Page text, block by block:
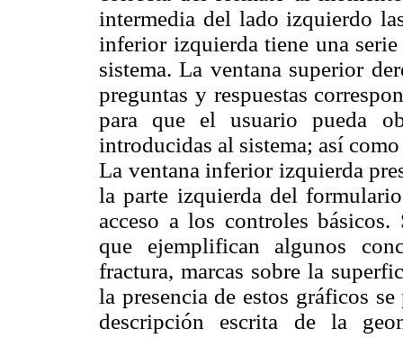
intermedia del lado izquierdo
inferior izquierda tiene una serie
sistema. La ventana superior
preguntas y respuestas
para que el usuario pueda
introducidas al sistema; así
La ventana inferior izquierda
la parte izquierda del
acceso a los controles básicos.
que ejemplifican algunos
fractura, marcas sobre la
la presencia de estos gráficos
descripción escrita de la